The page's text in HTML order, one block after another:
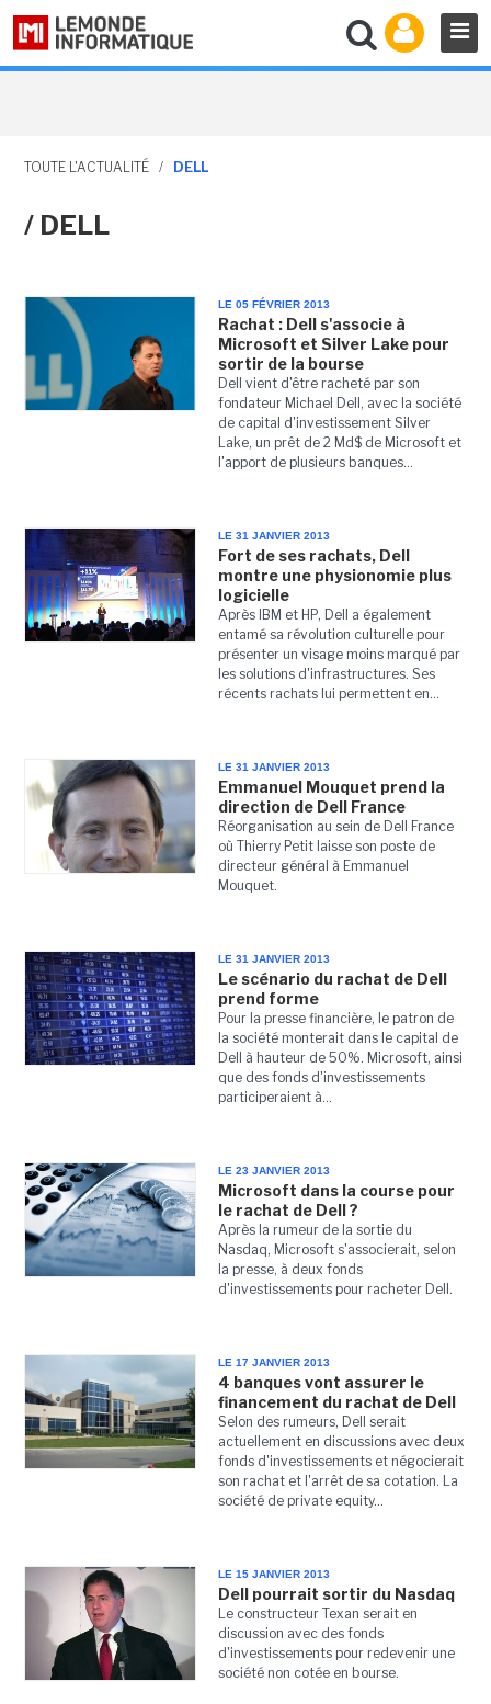
TOUTE L'ACTUALITÉ / DELL
/ DELL
LE 05 FÉVRIER 2013
Rachat : Dell s'associe à
Microsoft et Silver Lake pour
sortir de la bourse
Dell vient d'être racheté par son
fondateur Michael Dell, avec la société
de capital d'investissement Silver
Lake, un prêt de 2 Md$ de Microsoft et
l'apport de plusieurs banques...
LE 31 JANVIER 2013
Fort de ses rachats, Dell
montre une physionomie plus
logicielle
Après IBM et HP, Dell a également
entamé sa révolution culturelle pour
présenter un visage moins marqué par
les solutions d'infrastructures. Ses
récents rachats lui permettent en...
LE 31 JANVIER 2013
Emmanuel Mouquet prend la
direction de Dell France
Réorganisation au sein de Dell France
où Thierry Petit laisse son poste de
directeur général à Emmanuel
Mouquet.
LE 31 JANVIER 2013
Le scénario du rachat de Dell
prend forme
Pour la presse financière, le patron de
la société monterait dans le capital de
Dell à hauteur de 50%. Microsoft, ainsi
que des fonds d'investissements
participeraient à...
LE 23 JANVIER 2013
Microsoft dans la course pour
le rachat de Dell ?
Après la rumeur de la sortie du
Nasdaq, Microsoft s'associerait, selon
la presse, à deux fonds
d'investissements pour racheter Dell.
LE 17 JANVIER 2013
4 banques vont assurer le
financement du rachat de Dell
Selon des rumeurs, Dell serait
actuellement en discussions avec deux
fonds d'investissements et négocierait
son rachat et l'arrêt de sa cotation. La
société de private equity...
LE 15 JANVIER 2013
Dell pourrait sortir du Nasdaq
Le constructeur Texan serait en
discussion avec des fonds
d'investissements pour redevenir une
société non cotée en bourse.